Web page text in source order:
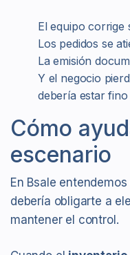
El equipo corrige
Los pedidos se
La emisión
Y el negocio
debería estar fino
Cómo
escenario
En Bsale
debería obligarte a
mantener el control.